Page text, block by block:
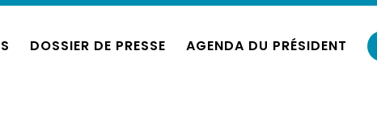
DOSSIER DE PRESSE AGENDA DU PRÉSIDENT